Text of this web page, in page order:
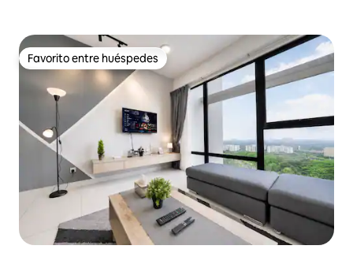
Favorito entre huéspedes
Favorito entre huéspedes